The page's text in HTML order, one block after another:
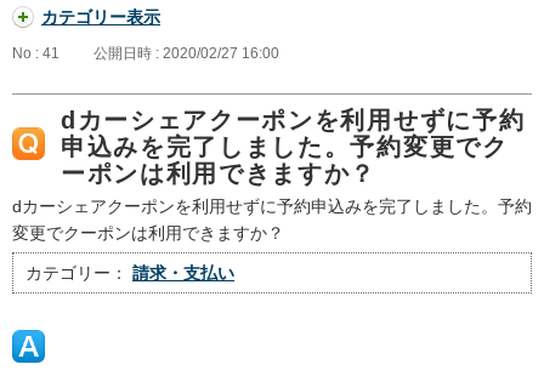
カテゴリー表示
No : 41 公開日時 : 2020/02/27 16:00
dカーシェアクーポンを利用せずに予約
申込みを完了しました。予約変更でク
ーポンは利用できますか？
dカーシェアクーポンを利用せずに予約申込みを完了しました。予約
変更でクーポンは利用できますか？
カテゴリー： 請求・支払い